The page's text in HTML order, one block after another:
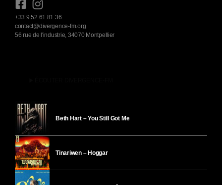
+33 9 52 61 81 36
contact@divergence-fm.org
56 rue de l'industrie, 34070 Montpellier
Beth Hart – You Still Got Me
Tinariwen – Hoggar